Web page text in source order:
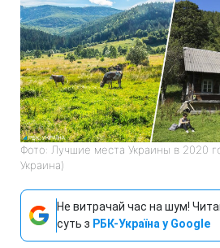
Фото: Лучшие места Украины в 2020
Украина)
Не витрачай час на шум!
суть з РБК-Україна у Google